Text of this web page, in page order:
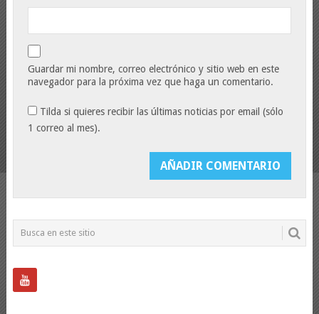
Guardar mi nombre, correo electrónico y sitio web en este
navegador para la próxima vez que haga un comentario.
Tilda si quieres recibir las últimas noticias por email (sólo
1 correo al mes).